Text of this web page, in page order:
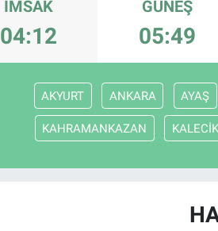
İMSAK
04:12
GÜNEŞ
05:49
AKYURT ANKARA AYAŞ
KAHRAMANKAZAN KALECİK